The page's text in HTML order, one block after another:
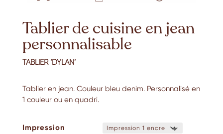
Tablier de cuisine en jean
personnalisable
TABLIER ‘DYLAN’
Tablier en jean. Couleur bleu denim. Personnalisé en
1 couleur ou en quadri.
Impression